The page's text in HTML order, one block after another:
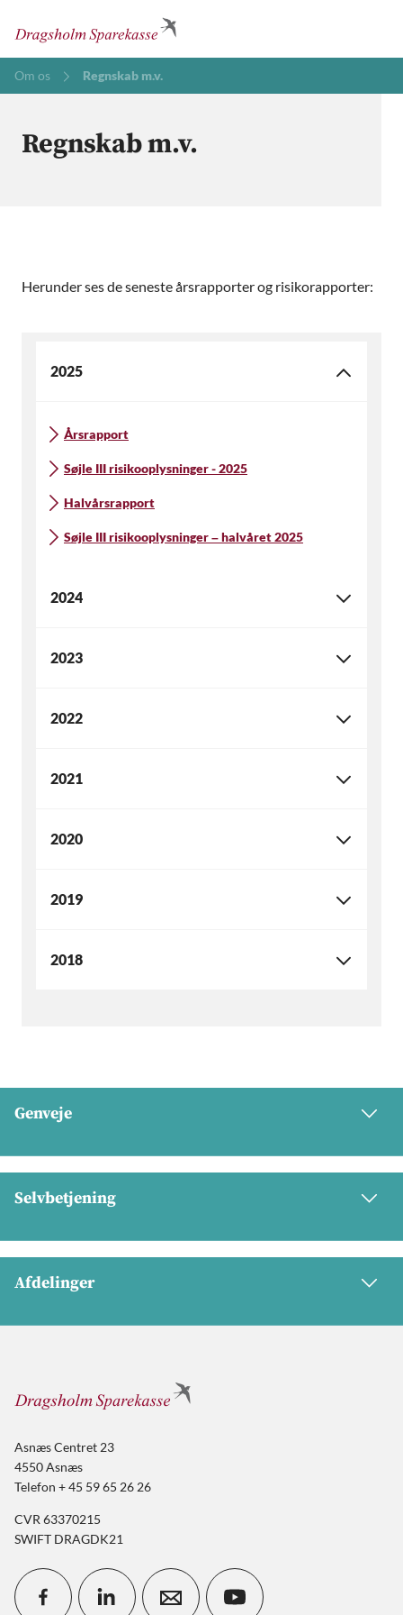
Om os Regnskab m.v.
Regnskab m.v.
Herunder ses de seneste årsrapporter og risikorapporter:
2025
Årsrapport
Søjle III risikooplysninger - 2025
Halvårsrapport
Søjle III risikooplysninger – halvåret 2025
2024
2023
2022
2021
2020
2019
2018
Genveje
Selvbetjening
Afdelinger
Asnæs Centret 23
4550 Asnæs
Telefon + 45 59 65 26 26
CVR 63370215
SWIFT DRAGDK21